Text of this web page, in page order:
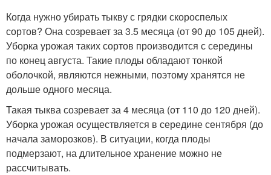
Когда нужно убирать тыкву с грядки скороспелых
сортов? Она созревает за 3.5 месяца (от 90 до 105 дней).
Уборка урожая таких сортов производится с середины
по конец августа. Такие плоды обладают тонкой
оболочкой, являются нежными, поэтому хранятся не
дольше одного месяца.
Такая тыква созревает за 4 месяца (от 110 до 120 дней).
Уборка урожая осуществляется в середине сентября (до
начала заморозков). В ситуации, когда плоды
подмерзают, на длительное хранение можно не
рассчитывать.